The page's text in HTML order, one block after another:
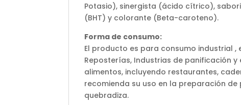
Potasio), sinergista (ácido cítrico),
(BHT) y colorante (Beta-caroteno).
Forma de consumo:
El producto es para consumo industrial
Reposterías, Industrias de panificación
alimentos, incluyendo restaurantes,
recomienda su uso en la preparación
quebradiza.